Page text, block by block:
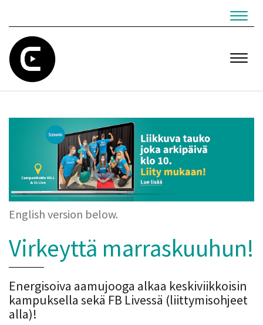
English version below.
Virkeyttä marraskuuhun!
Energisoiva aamujooga alkaa keskiviikkoisin
kampuksella sekä FB Livessä (liittymisohjeet
alla)!